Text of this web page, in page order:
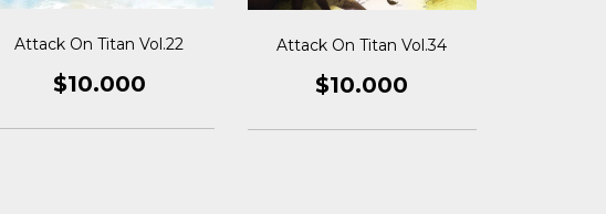
Attack On Titan Vol.22
$10.000
Attack On Titan Vol.34
$10.000